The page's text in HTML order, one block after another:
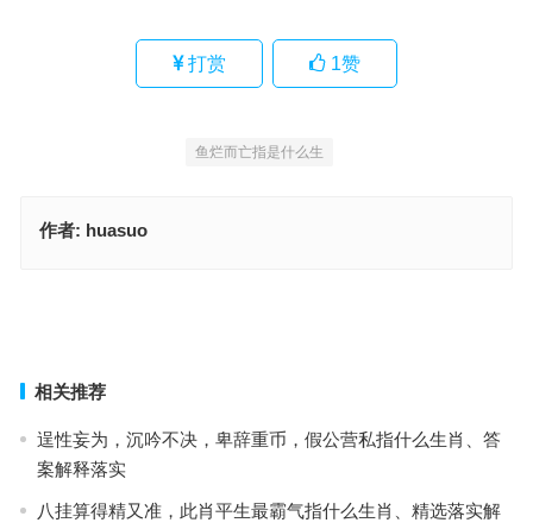
打赏 1赞
鱼烂而亡指是什么生
作者: huasuo
相关推荐
逞性妄为，沉吟不决，卑辞重币，假公营私指什么生肖、答
案解释落实
八挂算得精又准，此肖平生最霸气指什么生肖、精选落实解